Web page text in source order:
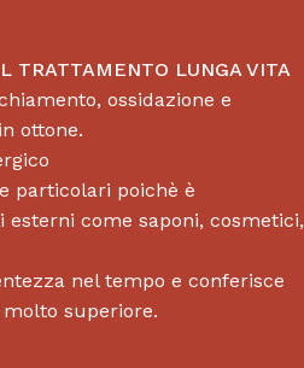
TRATTAMENTO LUNGA VITA
ossidazione e
ottone.
particolari poichè è
esterni come saponi, cosmetici,
nel tempo e conferisce
superiore.